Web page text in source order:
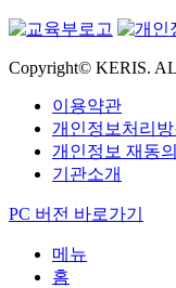
Copyright© KERIS.
이용약관
개인정보처리방
개인정보 재동의
기관소개
PC 버전 바로가기
메뉴
홈